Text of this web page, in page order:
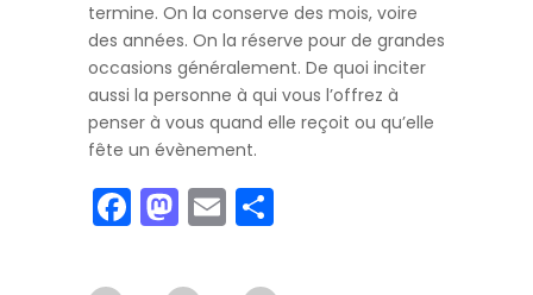
termine. On la conserve des mois, voire
des années. On la réserve pour de grandes
occasions généralement. De quoi inciter
aussi la personne à qui vous l’offrez à
penser à vous quand elle reçoit ou qu’elle
fête un évènement.
Facebook
Mastodon
Email